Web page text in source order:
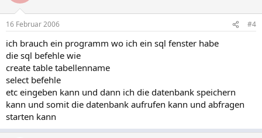
16 Februar 2006 #4
ich brauch ein programm wo ich ein sql fenster habe
die sql befehle wie
create table tabellenname
select befehle
etc eingeben kann und dann ich die datenbank speichern
kann und somit die datenbank aufrufen kann und abfragen
starten kann